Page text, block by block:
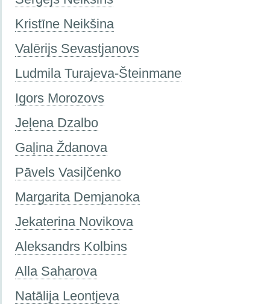
Kristīne Neikšina
Valērijs Sevastjanovs
Ludmila Turajeva-Šteinmane
Igors Morozovs
Jeļena Dzalbo
Gaļina Ždanova
Pāvels Vasiļčenko
Margarita Demjanoka
Jekaterina Novikova
Aleksandrs Kolbins
Alla Saharova
Natālija Leontjeva